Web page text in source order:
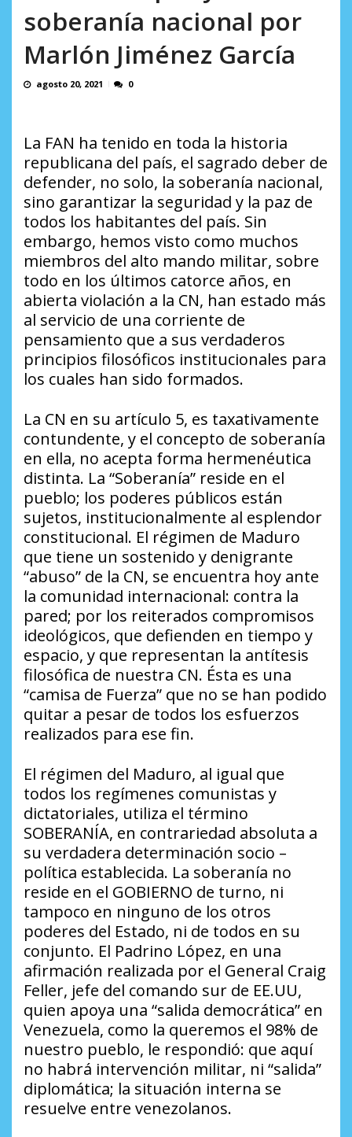
AGOSTO 6, 2026
soberanía nacional por
Marlón Jiménez García
agosto 20, 2021 0
La FAN ha tenido en toda la historia
republicana del país, el sagrado deber de
defender, no solo, la soberanía nacional,
sino garantizar la seguridad y la paz de
todos los habitantes del país. Sin
embargo, hemos visto como muchos
miembros del alto mando militar, sobre
todo en los últimos catorce años, en
abierta violación a la CN, han estado más
al servicio de una corriente de
pensamiento que a sus verdaderos
principios filosóficos institucionales para
los cuales han sido formados.
La CN en su artículo 5, es taxativamente
contundente, y el concepto de soberanía
en ella, no acepta forma hermenéutica
distinta. La “Soberanía” reside en el
pueblo; los poderes públicos están
sujetos, institucionalmente al esplendor
constitucional. El régimen de Maduro
que tiene un sostenido y denigrante
“abuso” de la CN, se encuentra hoy ante
la comunidad internacional: contra la
pared; por los reiterados compromisos
ideológicos, que defienden en tiempo y
espacio, y que representan la antítesis
filosófica de nuestra CN. Ésta es una
“camisa de Fuerza” que no se han podido
quitar a pesar de todos los esfuerzos
realizados para ese fin.
El régimen del Maduro, al igual que
todos los regímenes comunistas y
dictatoriales, utiliza el término
SOBERANÍA, en contrariedad absoluta a
su verdadera determinación socio –
política establecida. La soberanía no
reside en el GOBIERNO de turno, ni
tampoco en ninguno de los otros
poderes del Estado, ni de todos en su
conjunto. El Padrino López, en una
afirmación realizada por el General Craig
Feller, jefe del comando sur de EE.UU,
quien apoya una “salida democrática” en
Venezuela, como la queremos el 98% de
nuestro pueblo, le respondió: que aquí
no habrá intervención militar, ni “salida”
diplomática; la situación interna se
resuelve entre venezolanos.